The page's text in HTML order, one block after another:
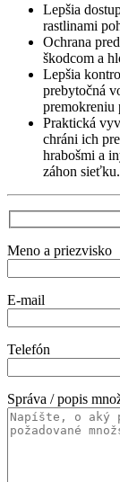
Lepšia
rastlinami
Ochrana
škodcom a
Lepšia
prebytočná
premokreniu
Praktická
chráni ich
hrabošmi a
záhon sieťku.
Meno a priezvisko
E-mail
Telefón
Správa / popis